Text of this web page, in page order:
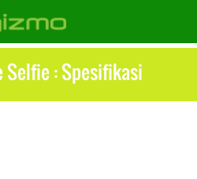
Selfie : Spesifikasi